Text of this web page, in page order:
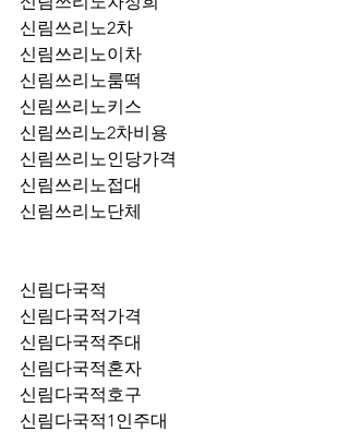
신림쓰리노2차
신림쓰리노이차
신림쓰리노룸떡
신림쓰리노키스
신림쓰리노2차비용
신림쓰리노인당가격
신림쓰리노접대
신림쓰리노단체
신림다국적
신림다국적가격
신림다국적주대
신림다국적혼자
신림다국적호구
신림다국적1인주대